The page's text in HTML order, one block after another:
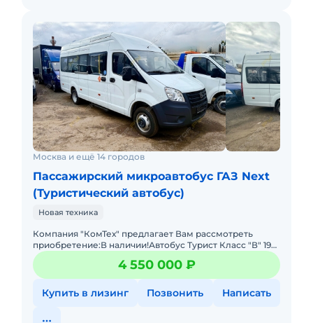
Москва и ещё 14 городов
Пассажирский микроавтобус ГАЗ Next
(Туристический автобус)
Новая техника
Компания "КомТех" предлагает Вам рассмотреть
приобретение:В наличии!Автобус Турист Класс "В" 19+1
местГод выпуска 2024,Двигатель Дизельный G31, Евро
3 (149 л.с.
4 550 000 ₽
Купить в лизинг Позвонить Написать